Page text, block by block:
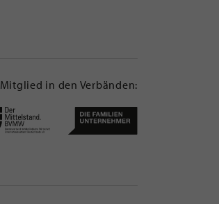
Mitglied in den Verbänden: